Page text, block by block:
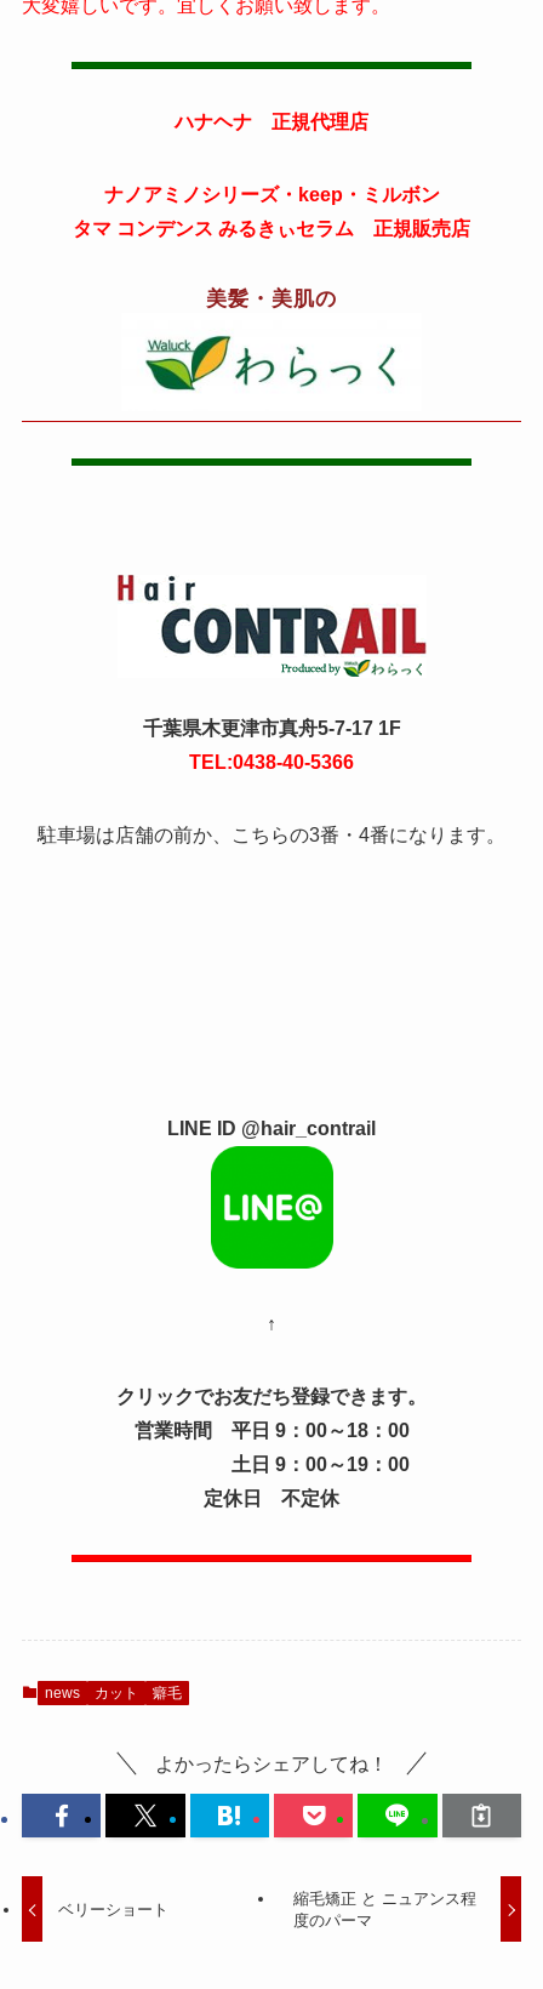
大変嬉しいです。宜しくお願い致します。
ハナヘナ 正規代理店
ナノアミノシリーズ・keep・ミルボン
タマ コンデンス みるきぃセラム 正規販売店
美髪・美肌の
千葉県木更津市真舟5-7-17 1F
TEL:0438-40-5366
駐車場は店舗の前か、こちらの3番・4番になります。
LINE ID @hair_contrail
↑
クリックでお友だち登録できます。
営業時間 平日 9：00～18：00
土日 9：00～19：00
定休日 不定休
news カット 癖毛
よかったらシェアしてね！
ベリーショート
縮毛矯正 と ニュアンス程
度のパーマ